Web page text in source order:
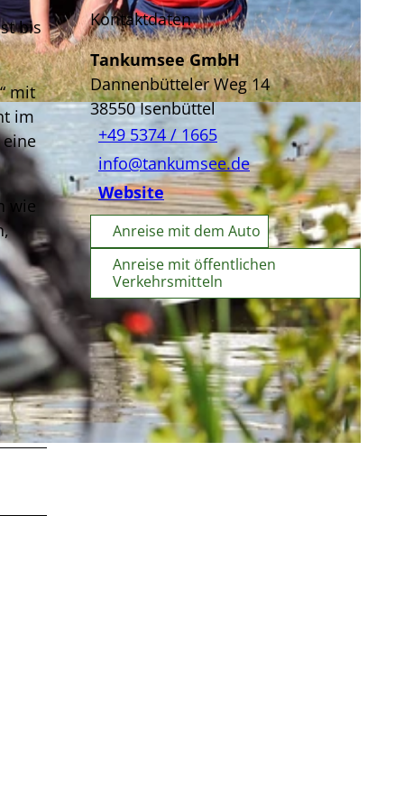
bis
mit
im
wie
Kontaktdaten
Tankumsee GmbH
Dannenbütteler Weg 14
38550Isenbüttel
+49 5374 / 1665
info@tankumsee.de
Website
Anreise mit dem Auto
Anreise mit öffentlichen
Verkehrsmitteln